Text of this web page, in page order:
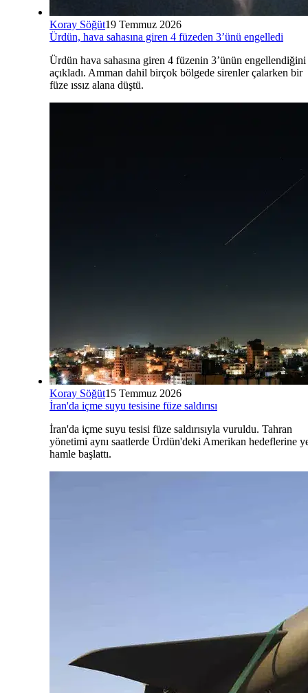
Koray Söğüt19 Temmuz 2026
Ürdün, hava sahasına giren 4 füzeden 3’ünü engelledi
Ürdün hava sahasına giren 4 füzenin 3’ünün engellendiğini
açıkladı. Amman dahil birçok bölgede sirenler çalarken bir
füze ıssız alana düştü.
Koray Söğüt15 Temmuz 2026
İran'da içme suyu tesisine füze saldırısı
İran'da içme suyu tesisi füze saldırısıyla vuruldu. Tahran
yönetimi aynı saatlerde Ürdün'deki Amerikan hedeflerine
hamle başlattı.